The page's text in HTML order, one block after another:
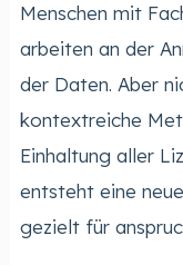
Menschen mit
arbeiten an der
der Daten. Aber
kontextreiche
Einhaltung aller
entsteht eine
gezielt für